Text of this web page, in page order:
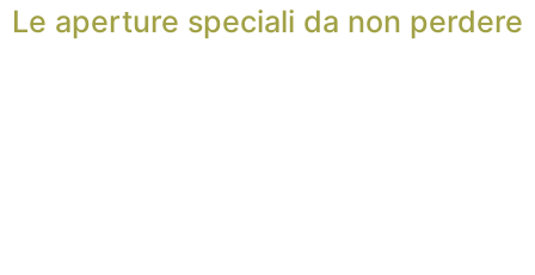
Le aperture speciali da non perdere